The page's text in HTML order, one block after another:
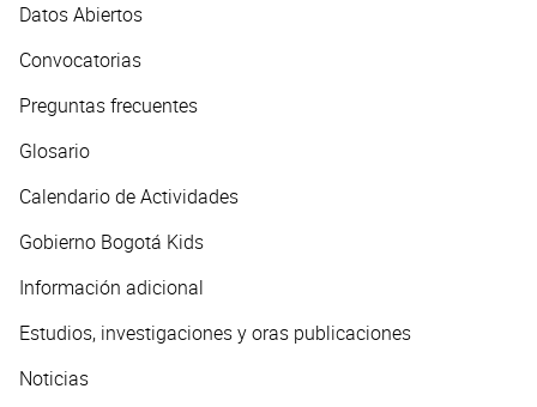
Datos Abiertos
Convocatorias
Preguntas frecuentes
Glosario
Calendario de Actividades
Gobierno Bogotá Kids
Información adicional
Estudios, investigaciones y oras publicaciones
Noticias